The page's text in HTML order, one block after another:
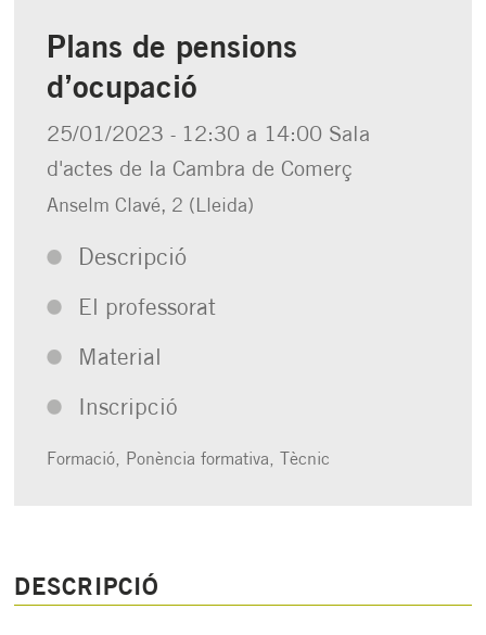
Plans de pensions
d’ocupació
25/01/2023- 12:30 a 14:00 Sala
d'actes de la Cambra de Comerç
Anselm Clavé, 2 (Lleida)
Descripció
El professorat
Material
Inscripció
Formació, Ponència formativa, Tècnic
DESCRIPCIÓ